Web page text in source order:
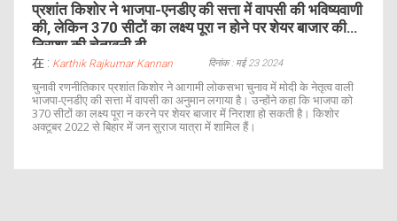
प्रशांत किशोर ने भाजपा-एनडीए की सत्ता में वापसी की भविष्यवाणी
की, लेकिन 370 सीटों का लक्ष्य पूरा न होने पर शेयर बाजार की
निराशा की चेतावनी दी
在 : Karthik Rajkumar Kannan दिनांक : मई 23 2024
चुनावी रणनीतिकार प्रशांत किशोर ने आगामी लोकसभा चुनाव में मोदी के नेतृत्व वाली
भाजपा-एनडीए की सत्ता में वापसी का अनुमान लगाया है। उन्होंने कहा कि भाजपा को
370 सीटों का लक्ष्य पूरा न करने पर शेयर बाजार में निराशा हो सकती है। किशोर
अक्टूबर 2022 से बिहार में जन सुराज यात्रा में शामिल हैं।